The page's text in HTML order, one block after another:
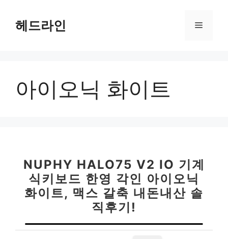
헤드라인 메
아이오닉 화이트
NUPHY HALO75 V2 IO 기계
식키보드 한영 각인 아이오닉
화이트, 맥스 갈축 내돈내산 솔
직후기!